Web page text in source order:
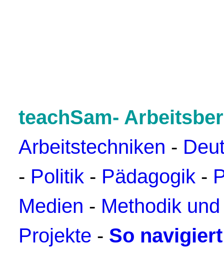
teachSam-
Arbeitstechniken -
- Politik - Pädagogik -
Medien - Methodik
Projekte - So